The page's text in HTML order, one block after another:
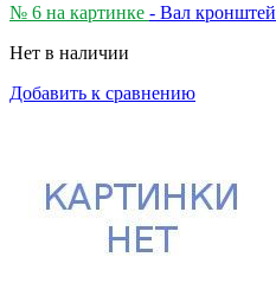
№ 6 на картинке - Вал
Нет в наличии
Добавить к сравнению